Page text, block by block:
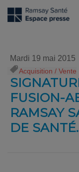
Mardi 19 mai 2015
Acquisition / Vente
FUSION-
RAMSAY
DE SANTÉ.